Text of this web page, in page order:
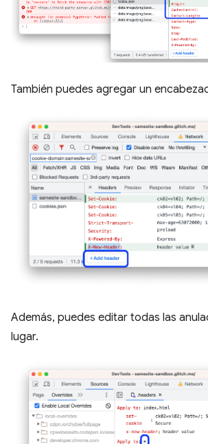
También puedes agregar un
Además, puedes editar todas las
lugar.